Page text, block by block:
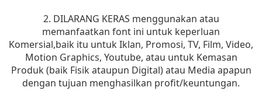
2. DILARANG KERAS menggunakan atau
memanfaatkan font ini untuk keperluan
Komersial,baik itu untuk Iklan, Promosi, TV, Film, Video,
Motion Graphics, Youtube, atau untuk Kemasan
Produk (baik Fisik ataupun Digital) atau Media apapun
dengan tujuan menghasilkan profit/keuntungan.